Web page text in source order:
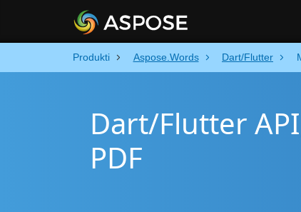
Produkti Aspose.Words Dart/Flutter
Dart/Flutter
PDF